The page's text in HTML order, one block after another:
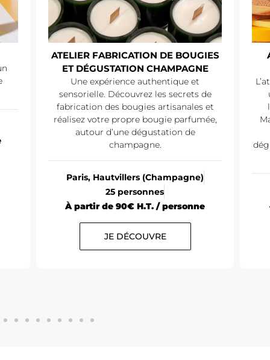
ATELIER FABRICATION DE BOUGIES
ET DÉGUSTATION CHAMPAGNE
Une expérience authentique et
sensorielle. Découvrez les secrets de
fabrication des bougies artisanales et
réalisez votre propre bougie parfumée,
autour d’une dégustation de
champagne.
Paris, Hautvillers (Champagne)
25 personnes
À partir de 90€ H.T. / personne
JE DÉCOUVRE